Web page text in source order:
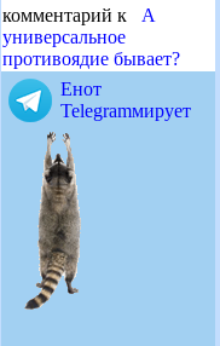
комментарий к А
универсальное
противоядие бывает?
Енот
Telegramмирует